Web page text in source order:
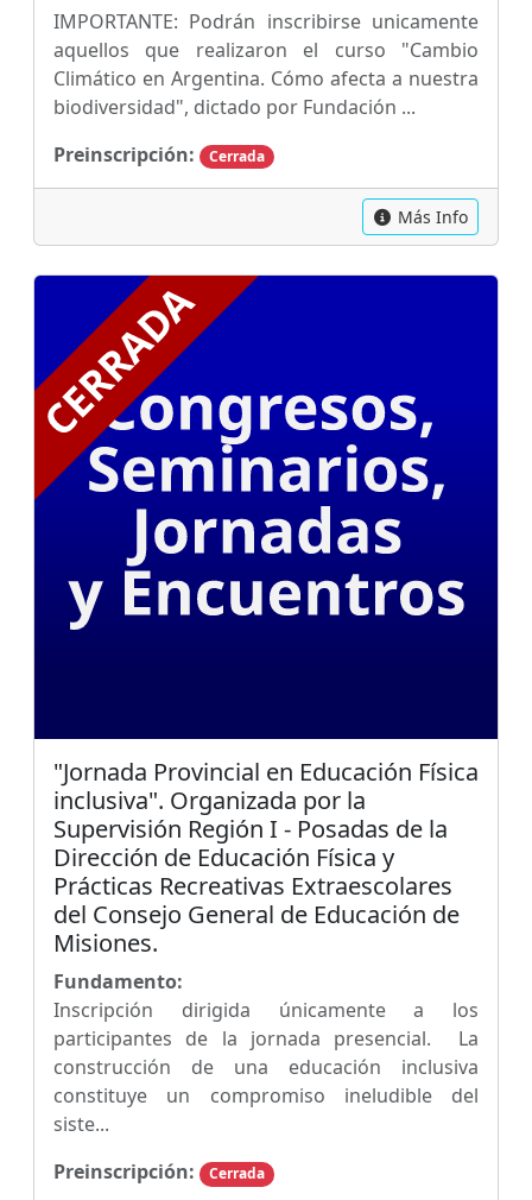
IMPORTANTE: Podrán inscribirse unicamente
aquellos que realizaron el curso "Cambio
Climático en Argentina. Cómo afecta a nuestra
biodiversidad", dictado por Fundación ...
Preinscripción:
Cerrada
Más Info
"Jornada Provincial en Educación Física
inclusiva". Organizada por la
Supervisión Región I - Posadas de la
Dirección de Educación Física y
Prácticas Recreativas Extraescolares
del Consejo General de Educación de
Misiones.
Fundamento:
Inscripción dirigida únicamente a los
participantes de la jornada presencial. La
construcción de una educación inclusiva
constituye un compromiso ineludible del
siste...
Preinscripción:
Cerrada